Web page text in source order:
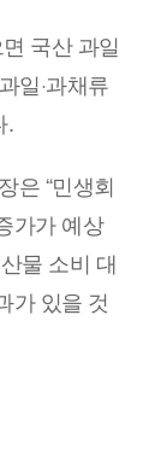
국산 과일
일·과채류
.
은 “민생회
가가 예상
물 소비 대
가 있을 것